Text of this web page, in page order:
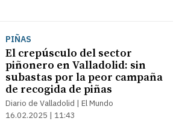
PIÑAS
El crepúsculo del sector
piñonero en Valladolid: sin
subastas por la peor campaña
de recogida de piñas
Diario de Valladolid | El Mundo
16.02.2025 | 11:43